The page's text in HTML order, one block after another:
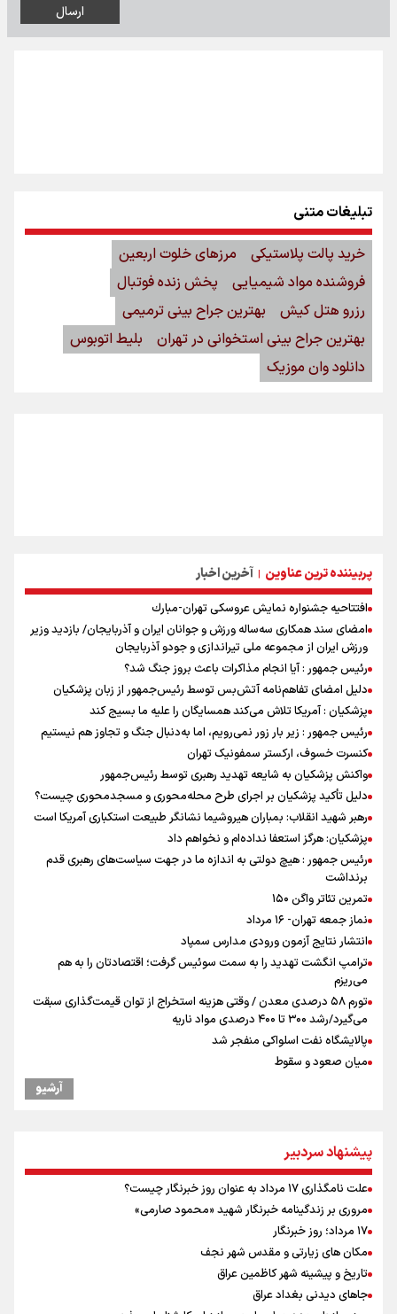
پربیننده ترین عناوین | آخرین اخبار
افتتاحیه جشنواره نمايش عروسكى تهران-مبارك
امضای سند همکاری سه‌ساله ورزش و جوانان ایران و آذربایجان/ بازدید وزیر
ورزش ایران از مجموعه ملی تیراندازی و جودو آذربایجان
رئیس جمهور : آیا انجام مذاکرات باعث بروز جنگ شد؟
دلیل امضای تفاهم‌نامه آتش‌بس توسط رئیس‌جمهور از زبان پزشکیان
پزشکیان : آمریکا تلاش می‌کند همسایگان را علیه ما بسیج کند
رئیس جمهور : زیر بار زور نمی‌رویم، اما به‌دنبال جنگ و تجاوز هم نیستیم
کنسرت خسوف، ارکستر سمفونیک تهران
واکنش پزشکیان به شایعه تهدید رهبری توسط رئیس‌جمهور
دلیل تأکید پزشکیان بر اجرای طرح محله‌محوری و مسجدمحوری چیست؟
رهبر شهید انقلاب: بمباران هیروشیما نشانگر طبیعت استکباری آمریکا است
پزشکیان: هرگز استعفا نداده‌ام و نخواهم داد
رئیس جمهور : هیچ دولتی به اندازه ما در جهت سیاست‌های رهبری قدم
برنداشت
تمرین تئاتر واگن ۱۵۰
نماز جمعه تهران- ۱۶ مرداد
انتشار نتایج آزمون ورودی مدارس سمپاد
ترامپ انگشت تهدید را به سمت سوئیس گرفت؛ اقتصادتان را به هم
می‌ریزم
تورم ۵۸ درصدی معدن / وقتی هزینه استخراج از توان قیمت‌گذاری سبقت
می‌گیرد/رشد ۳۰۰ تا ۴۰۰ درصدی مواد ناریه
پالایشگاه نفت اسلواکی منفجر شد
میان صعود و سقوط
وزیر ورزش و جوانان ایران از مرکز ملی جودوی جمهوری آذربایجان بازدید
بازدید وزیر ورزش ایران از مجموعه ملی تیراندازی باکو یکی از مجهزترین
مراکز تیراندازی منطقه
افزایش تعداد قربانیان تیراندازی در مدرسه تایلندی
ورزشکاران سنگنوردی
یمن، ایستاده در برابر تحریم و تجاوز
آرشیو
پیشنهاد سردبیر
علت نامگذاری ۱۷ مرداد به عنوان روز خبرنگار چیست؟
مروری بر زندگینامه خبرنگار شهید «محمود صارمی»
۱۷ مرداد؛ روز خبرنگار
مکان های زیارتی و مقدس شهر نجف
تاریخ و پیشینه شهر کاظمین عراق
جاهای دیدنی بغداد عراق
تبلیغات متنی
خرید پالت پلاستیکی
مرزهای خلوت اربعین
فروشنده مواد شیمیایی
پخش زنده فوتبال
رزرو هتل کیش
بهترین جراح بینی ترمیمی
بهترین جراح بینی استخوانی در تهران
بلیط اتوبوس
دانلود وان موزیک